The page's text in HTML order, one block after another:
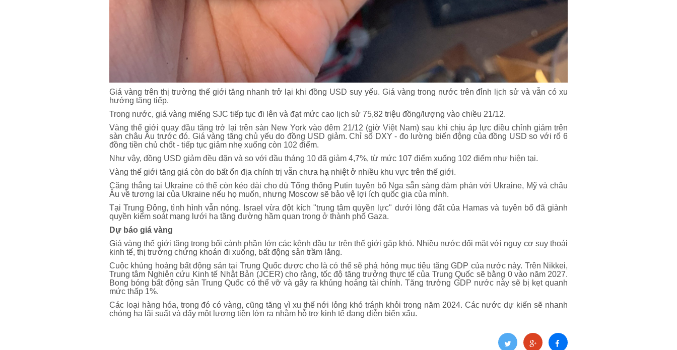
Giá vàng trên thị trường thế giới tăng nhanh trở lại khi đồng USD suy yếu. Giá vàng trong nước trên đỉnh lịch sử và vẫn có xu
hướng tăng tiếp.
Trong nước, giá vàng miếng SJC tiếp tục đi lên và đạt mức cao lịch sử 75,82 triệu đồng/lượng vào chiều 21/12.
Vàng thế giới quay đầu tăng trở lại trên sàn New York vào đêm 21/12 (giờ Việt Nam) sau khi chịu áp lực điều chỉnh giảm trên
sàn châu Âu trước đó. Giá vàng tăng chủ yếu do đồng USD giảm. Chỉ số DXY - đo lường biến động của đồng USD so với rổ 6
đồng tiền chủ chốt - tiếp tục giảm nhẹ xuống còn 102 điểm.
Như vậy, đồng USD giảm đều đặn và so với đầu tháng 10 đã giảm 4,7%, từ mức 107 điểm xuống 102 điểm như hiện tại.
Vàng thế giới tăng giá còn do bất ổn địa chính trị vẫn chưa hạ nhiệt ở nhiều khu vực trên thế giới.
Căng thẳng tại Ukraine có thể còn kéo dài cho dù Tổng thống Putin tuyên bố Nga sẵn sàng đàm phán với Ukraine, Mỹ và châu
Âu về tương lai của Ukraine nếu họ muốn, nhưng Moscow sẽ bảo vệ lợi ích quốc gia của mình.
Tại Trung Đông, tình hình vẫn nóng. Israel vừa đột kích "trung tâm quyền lực" dưới lòng đất của Hamas và tuyên bố đã giành
quyền kiểm soát mạng lưới hạ tầng đường hầm quan trọng ở thành phố Gaza.
Dự báo giá vàng
Giá vàng thế giới tăng trong bối cảnh phần lớn các kênh đầu tư trên thế giới gặp khó. Nhiều nước đối mặt với nguy cơ suy thoái
kinh tế, thị trường chứng khoán đi xuống, bất động sản trầm lắng.
Cuộc khủng hoảng bất động sản tại Trung Quốc được cho là có thể sẽ phá hỏng mục tiêu tăng GDP của nước này. Trên Nikkei,
Trung tâm Nghiên cứu Kinh tế Nhật Bản (JCER) cho rằng, tốc độ tăng trưởng thực tế của Trung Quốc sẽ bằng 0 vào năm 2027.
Bong bóng bất động sản Trung Quốc có thể vỡ và gây ra khủng hoảng tài chính. Tăng trưởng GDP nước này sẽ bị kẹt quanh
mức thấp 1%.
Các loại hàng hóa, trong đó có vàng, cũng tăng vì xu thế nới lỏng khó tránh khỏi trong năm 2024. Các nước dự kiến sẽ nhanh
chóng hạ lãi suất và đẩy một lượng tiền lớn ra nhằm hỗ trợ kinh tế đang diễn biến xấu.